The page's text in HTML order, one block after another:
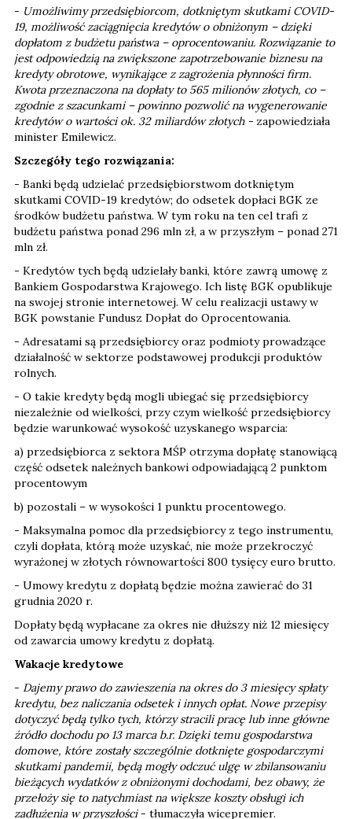
- Umożliwimy przedsiębiorcom, dotkniętym skutkami COVID-
19, możliwość zaciągnięcia kredytów o obniżonym – dzięki
dopłatom z budżetu państwa – oprocentowaniu. Rozwiązanie to
jest odpowiedzią na zwiększone zapotrzebowanie biznesu na
kredyty obrotowe, wynikające z zagrożenia płynności firm.
Kwota przeznaczona na dopłaty to 565 milionów złotych, co –
zgodnie z szacunkami – powinno pozwolić na wygenerowanie
kredytów o wartości ok. 32 miliardów złotych - zapowiedziała
minister Emilewicz.
Szczegóły tego rozwiązania:
- Banki będą udzielać przedsiębiorstwom dotkniętym
skutkami COVID-19 kredytów; do odsetek dopłaci BGK ze
środków budżetu państwa. W tym roku na ten cel trafi z
budżetu państwa ponad 296 mln zł, a w przyszłym – ponad 271
mln zł.
- Kredytów tych będą udzielały banki, które zawrą umowę z
Bankiem Gospodarstwa Krajowego. Ich listę BGK opublikuje
na swojej stronie internetowej. W celu realizacji ustawy w
BGK powstanie Fundusz Dopłat do Oprocentowania.
- Adresatami są przedsiębiorcy oraz podmioty prowadzące
działalność w sektorze podstawowej produkcji produktów
rolnych.
- O takie kredyty będą mogli ubiegać się przedsiębiorcy
niezależnie od wielkości, przy czym wielkość przedsiębiorcy
będzie warunkować wysokość uzyskanego wsparcia:
a) przedsiębiorca z sektora MŚP otrzyma dopłatę stanowiącą
część odsetek należnych bankowi odpowiadającą 2 punktom
procentowym
b) pozostali – w wysokości 1 punktu procentowego.
- Maksymalna pomoc dla przedsiębiorcy z tego instrumentu,
czyli dopłata, którą może uzyskać, nie może przekroczyć
wyrażonej w złotych równowartości 800 tysięcy euro brutto.
- Umowy kredytu z dopłatą będzie można zawierać do 31
grudnia 2020 r.
Dopłaty będą wypłacane za okres nie dłuższy niż 12 miesięcy
od zawarcia umowy kredytu z dopłatą.
Wakacje kredytowe
- Dajemy prawo do zawieszenia na okres do 3 miesięcy spłaty
kredytu, bez naliczania odsetek i innych opłat. Nowe przepisy
dotyczyć będą tylko tych, którzy stracili pracę lub inne główne
źródło dochodu po 13 marca b.r. Dzięki temu gospodarstwa
domowe, które zostały szczególnie dotknięte gospodarczymi
skutkami pandemii, będą mogły odczuć ulgę w zbilansowaniu
bieżących wydatków z obniżonymi dochodami, bez obawy, że
przełoży się to natychmiast na większe koszty obsługi ich
zadłużenia w przyszłości- tłumaczyła wicepremier.